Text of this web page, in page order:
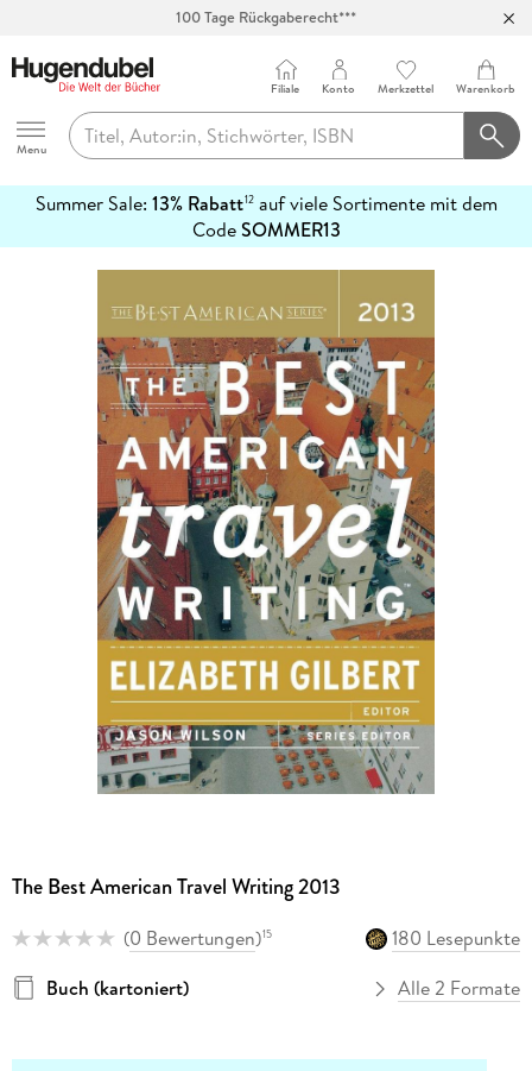
100 Tage Rückgaberecht***
Hugendubel
Menu
Filiale Konto Merkzettel Warenkorb
Summer Sale: 13% Rabatt12auf viele Sortimente mit dem
CodeSOMMER13
erfahren
The Best American Travel Writing 2013
(0 Bewertungen)15
180 Lesepunkte
Buch (kartoniert)
Alle 2 Formate